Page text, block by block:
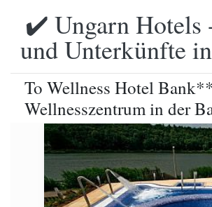
✔️ Ungarn Hotels
und Unterkünfte
To Wellness Hotel
Wellnesszentrum in der